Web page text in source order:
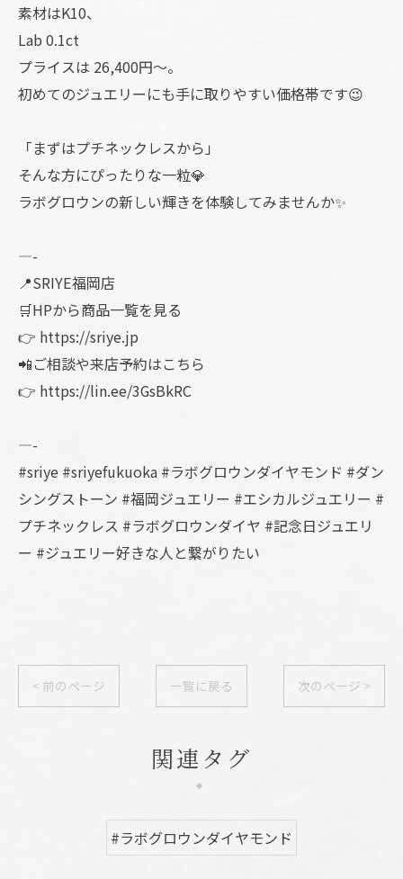
素材はK10、
Lab 0.1ct
プライスは 26,400円〜。
初めてのジュエリーにも手に取りやすい価格帯です😉
「まずはプチネックレスから」
そんな方にぴったりな一粒💎
ラボグロウンの新しい輝きを体験してみませんか✨
—-
📍SRIYE福岡店
🛒HPから商品一覧を見る
👉 https://sriye.jp
📲ご相談や来店予約はこちら
👉 https://lin.ee/3GsBkRC
—-
#sriye #sriyefukuoka #ラボグロウンダイヤモンド #ダン
シングストーン #福岡ジュエリー #エシカルジュエリー #
プチネックレス #ラボグロウンダイヤ #記念日ジュエリ
ー #ジュエリー好きな人と繋がりたい
< 前のページ 一覧に戻る 次のページ >
関連タグ
#ラボグロウンダイヤモンド